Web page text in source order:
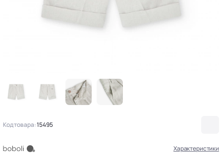
Код товара:15495
Характеристики